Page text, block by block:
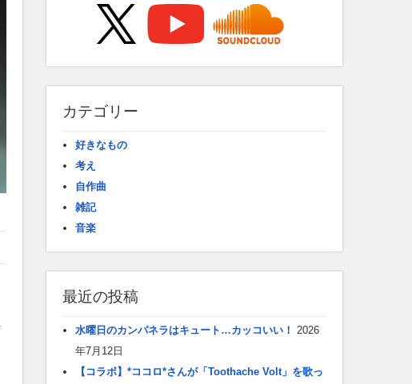
カテゴリー
好きなもの
考え
自作曲
雑記
音楽
最近の投稿
水曜日のカンパネラはキュート…カッコいい！ 2026
年7月12日
【コラボ】*ココロ*さんが「Toothache Volt」を歌っ